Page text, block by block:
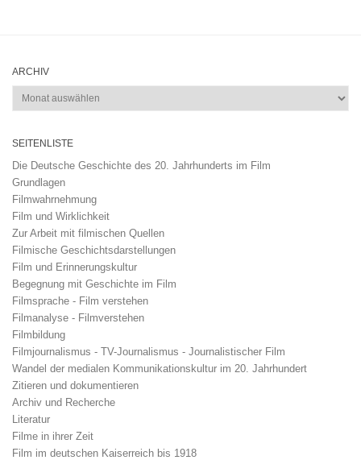
ARCHIV
Archiv
SEITENLISTE
Die Deutsche Geschichte des 20. Jahrhunderts im Film
Grundlagen
Filmwahrnehmung
Film und Wirklichkeit
Zur Arbeit mit filmischen Quellen
Filmische Geschichtsdarstellungen
Film und Erinnerungskultur
Begegnung mit Geschichte im Film
Filmsprache - Film verstehen
Filmanalyse - Filmverstehen
Filmbildung
Filmjournalismus - TV-Journalismus - Journalistischer Film
Wandel der medialen Kommunikationskultur im 20. Jahrhundert
Zitieren und dokumentieren
Archiv und Recherche
Literatur
Filme in ihrer Zeit
Film im deutschen Kaiserreich bis 1918